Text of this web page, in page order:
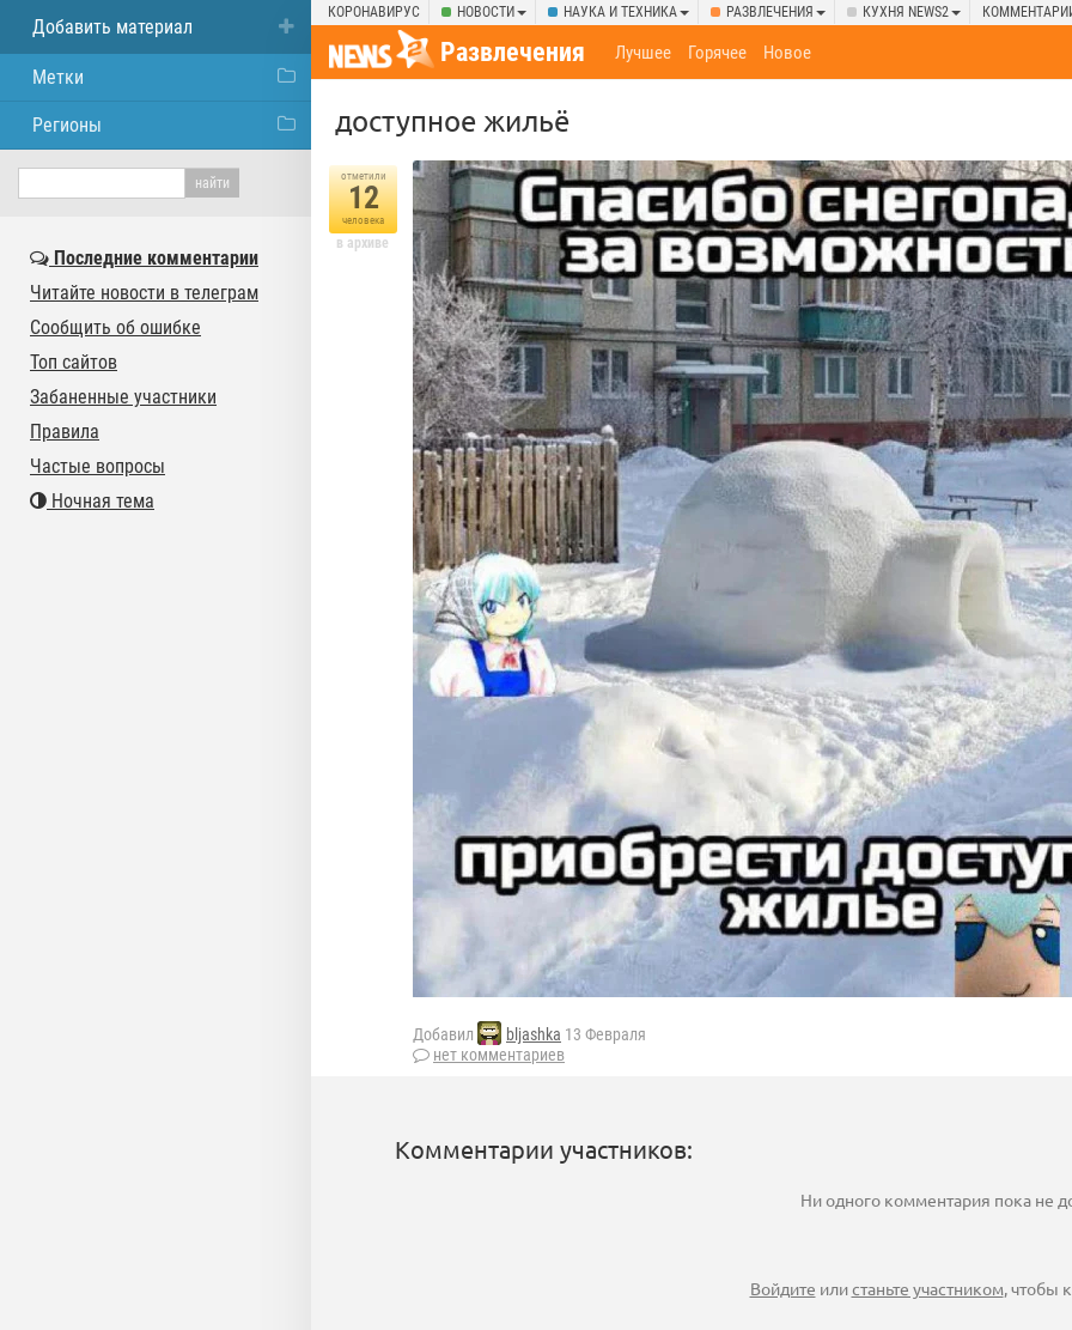
КОРОНАВИРУС НОВОСТИ НАУКА И ТЕХНИКА РАЗВЛЕЧЕНИЯ КУХНЯ NEWS2
Развлечения Лучшее Горячее Новое
доступное жильё
отметили
12
человека
в архиве
Добавил bljashka 13 Февраля
нет комментариев
Комментарии участников:
Ни одного комментария пока не
Войдите илистаньте участником, чтобы
Добавить материал
Метки
Регионы
Последние комментарии
Читайте новости в телеграм
Сообщить об ошибке
Топ сайтов
Забаненные участники
Правила
Частые вопросы
Ночная тема